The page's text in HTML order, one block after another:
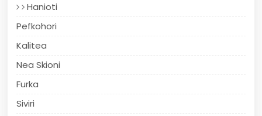
Hanioti
Pefkohori
Kalitea
Nea Skioni
Furka
Siviri